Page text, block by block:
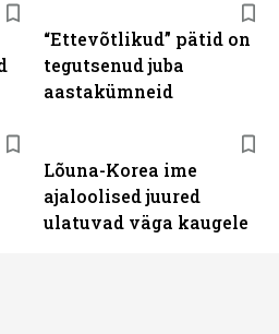
“Ettevõtlikud” pätid on
tegutsenud juba
aastakümneid
Lõuna-Korea ime
ajaloolised juured
ulatuvad väga kaugele